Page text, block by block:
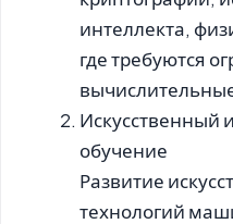
интеллекта,
где требуются
Искусственный
обучение
Развитие
технологий